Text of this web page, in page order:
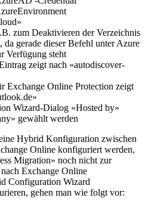
zum Deaktivieren der Verzeichnis
da gerade dieser Befehl unter Azure
Verfügung steht
zeigt nach «autodiscover-
Online Protection zeigt
Wizard-Dialog «Hosted by»
gewählt werden
Hybrid Konfiguration zwischen
Online konfiguriert werden,
Migration» noch nicht zur
Exchange Online
Configuration Wizard
gehen man wie folgt vor: